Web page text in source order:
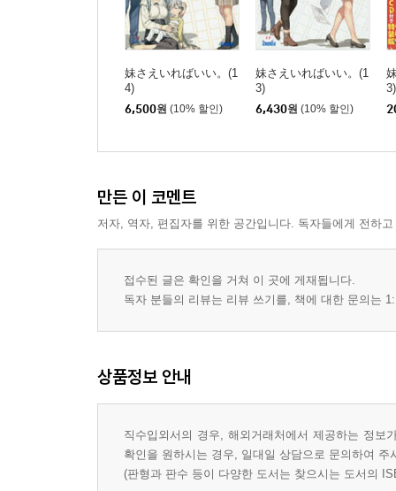
妹さえいればいい。(1
4)
6,500원 (10% 할인)
妹さえいればいい。(1
3)
6,430원 (10% 할인)
만든 이 코멘트
저자, 역자, 편집자를 위한 공간입니다. 독자들에게 전하
접수된 글은 확인을 거쳐 이 곳에 게재됩니다.
독자 분들의 리뷰는 리뷰 쓰기를, 책에 대한 문의는
상품정보 안내
직수입외서의 경우, 해외거래처에서 제공하는 정
확인을 원하시는 경우, 일대일 상담으로 문의하여 주
(판형과 판수 등이 다양한 도서는 찾으시는 도서의